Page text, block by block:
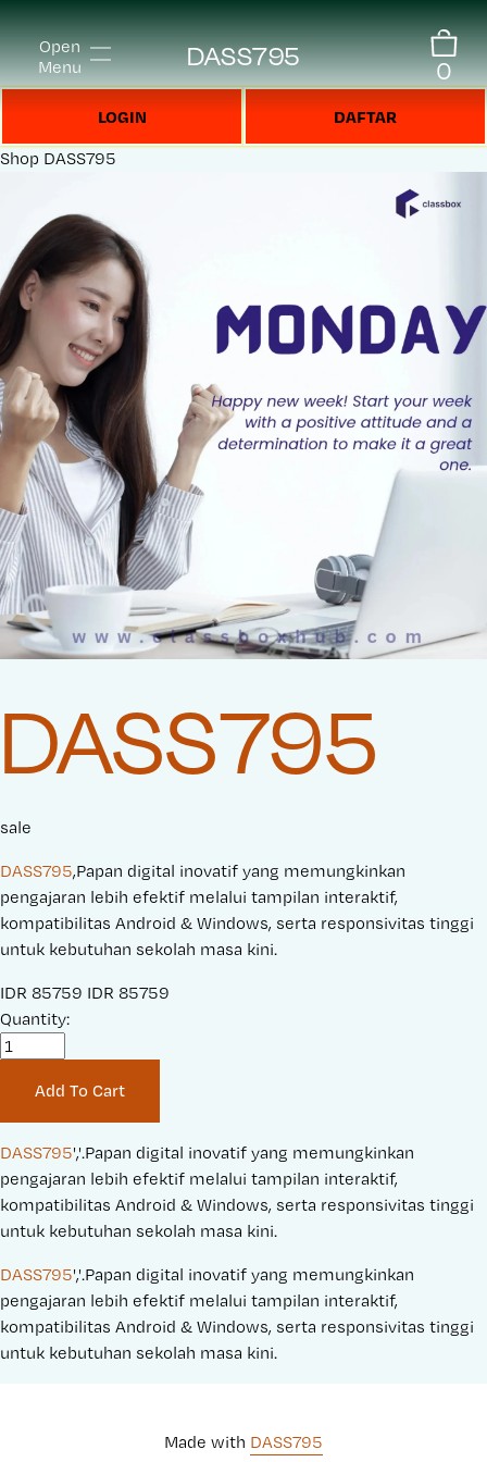
Open
Menu
DASS795 0
LOGIN DAFTAR
Shop DASS795
DASS795
sale
DASS795,Papan digital inovatif yang memungkinkan
pengajaran lebih efektif melalui tampilan interaktif,
kompatibilitas Android & Windows, serta responsivitas tinggi
untuk kebutuhan sekolah masa kini.
S
a
r
i
c
e
:
IDR 85759 O
n
a
P
r
c
e
:
IDR 85759
Quantity:
Add To Cart
DASS795','.Papan digital inovatif yang memungkinkan
pengajaran lebih efektif melalui tampilan interaktif,
kompatibilitas Android & Windows, serta responsivitas tinggi
untuk kebutuhan sekolah masa kini.
DASS795','.Papan digital inovatif yang memungkinkan
pengajaran lebih efektif melalui tampilan interaktif,
kompatibilitas Android & Windows, serta responsivitas tinggi
untuk kebutuhan sekolah masa kini.
Made with DASS795